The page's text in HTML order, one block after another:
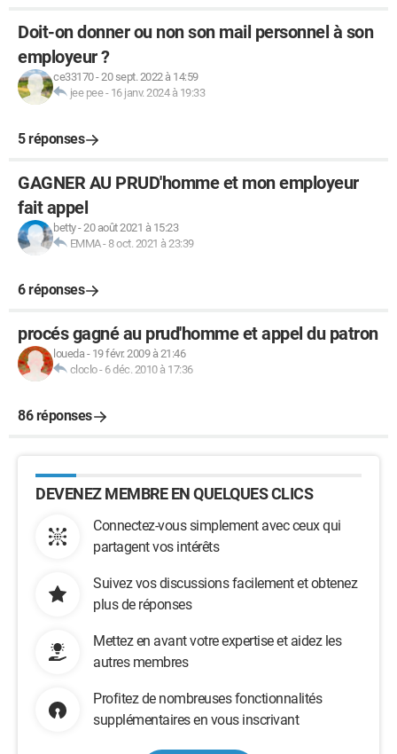
Doit-on donner ou non son mail personnel à son
employeur ?
ce33170-20 sept. 2022 à 14:59
jee pee- 16 janv. 2024 à 19:33
5 réponses
GAGNER AU PRUD'homme et mon employeur
fait appel
betty-20 août 2021 à 15:23
EMMA- 8 oct. 2021 à 23:39
6 réponses
procés gagné au prud'homme et appel du patron
loueda- 19 févr. 2009 à 21:46
cloclo- 6 déc. 2010 à 17:36
86 réponses
DEVENEZ MEMBRE EN QUELQUES CLICS
Connectez-vous simplement avec ceux qui
partagent vos intérêts
Suivez vos discussions facilement et obtenez
plus de réponses
Mettez en avant votre expertise et aidez les
autres membres
Profitez de nombreuses fonctionnalités
supplémentaires en vous inscrivant